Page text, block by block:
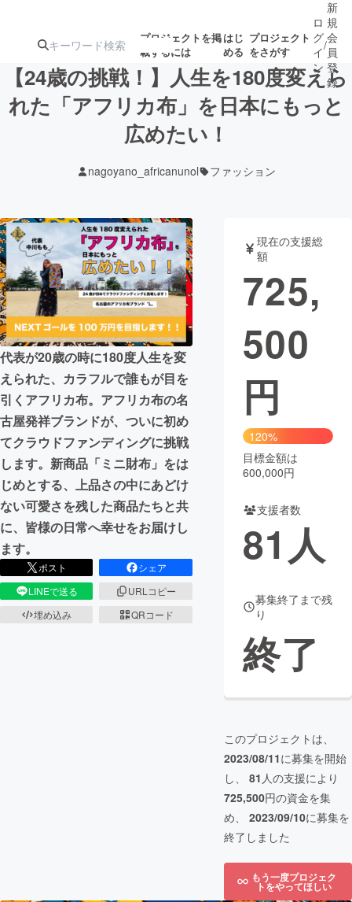
プロジェクトを掲
載するには
はじ
める
プロジェクト
をさがす
注目の新着プロ募集終了が近いプ
テクノロジー・ガジェット
映像・映画 書籍・雑誌
ビジネス・起業 チャレンジ
まちづくり・地域活性化
CAMPFIRE for Social Good
CAMPFIRE Creation
CAMPFIREふるさと納税
コミュニティ
ロ
グ
イ
ン
/
新
規
会
員
登
録
【24歳の挑戦！】人生を180度変えら
れた「アフリカ布」を日本にもっと
広めたい！
nagoyano_africanunol ファッション
代表が20歳の時に180度人生を変
えられた、カラフルで誰もが目を
引くアフリカ布。アフリカ布の名
古屋発祥ブランドが、ついに初め
てクラウドファンディングに挑戦
します。新商品「ミニ財布」をは
じめとする、上品さの中にあどけ
ない可愛さを残した商品たちと共
に、皆様の日常へ幸せをお届けし
ます。
ポスト
シェア
LINEで送る
URLコピー
埋め込み
QRコード
現在の支援総
額
725,
500
円
120%
目標金額は
600,000円
支援者数
81 人
募集終了まで残
り
終了
このプロジェクトは、
2023/08/11に募集を開始
し、 81 人の支援により
725,500円の資金を集
め、 2023/09/10に募集を
終了しました
もう一度プロジェク
トをやってほしい